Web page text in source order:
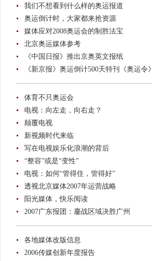
我们不想看到什么样的奥运报道
奥运倒计时，大家都来抢资源
媒体应对2008奥运会的制胜法宝
北京奥运媒体参考
《中国日报》推出京奥英文报纸
《新京报》奥运倒计500天特刊《奥运令》
体育不只奥运会
电视：向左走，向右走？
颠覆电视
新视频时代来临
写在电视娱乐化浪潮的背后
“整容”或是“变性”
电视：如何“管得住，管得好”
透视北京媒体2007年运营战略
阳光媒体，快乐阅读
2007广东报团：鏖战区域决胜广州
各地媒体改版信息
2006传媒创新年度报告